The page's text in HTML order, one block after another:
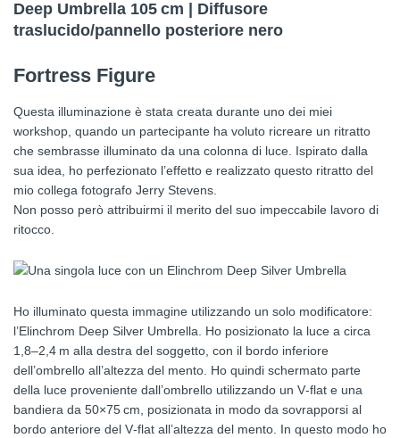
Deep Umbrella 105 cm | Diffusore
traslucido/pannello posteriore nero
Fortress Figure
Questa illuminazione è stata creata durante uno dei miei
workshop, quando un partecipante ha voluto ricreare un ritratto
che sembrasse illuminato da una colonna di luce. Ispirato dalla
sua idea, ho perfezionato l’effetto e realizzato questo ritratto del
mio collega fotografo Jerry Stevens.
Non posso però attribuirmi il merito del suo impeccabile lavoro di
ritocco.
Ho illuminato questa immagine utilizzando un solo modificatore:
l’Elinchrom Deep Silver Umbrella. Ho posizionato la luce a circa
1,8–2,4 m alla destra del soggetto, con il bordo inferiore
dell’ombrello all’altezza del mento. Ho quindi schermato parte
della luce proveniente dall’ombrello utilizzando un V‑flat e una
bandiera da 50×75 cm, posizionata in modo da sovrapporsi al
bordo anteriore del V‑flat all’altezza del mento. In questo modo ho